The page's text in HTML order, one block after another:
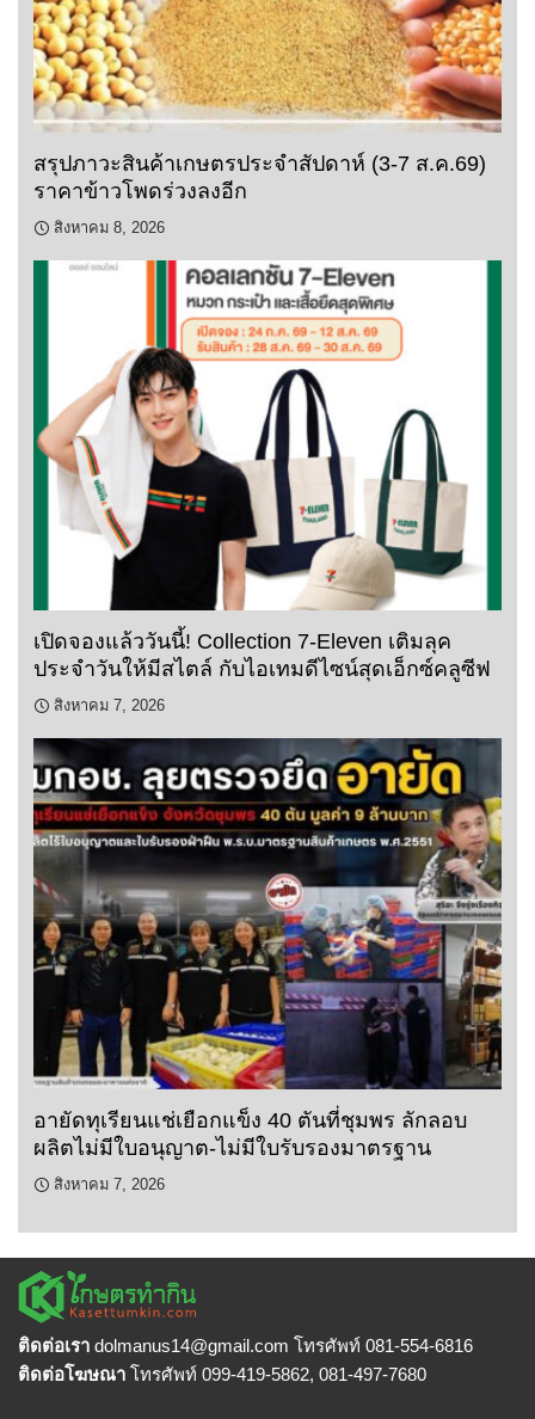
สรุปภาวะสินค้าเกษตรประจำสัปดาห์ (3-7 ส.ค.69)
ราคาข้าวโพดร่วงลงอีก
สิงหาคม 8, 2026
เปิดจองแล้ววันนี้! Collection 7-Eleven เติมลุค
ประจำวันให้มีสไตล์ กับไอเทมดีไซน์สุดเอ็กซ์คลูซีฟ
สิงหาคม 7, 2026
อายัดทุเรียนแช่เยือกแข็ง 40 ตันที่ชุมพร ลักลอบ
ผลิตไม่มีใบอนุญาต-ไม่มีใบรับรองมาตรฐาน
สิงหาคม 7, 2026
ติดต่อเรา dolmanus14@gmail.com โทรศัพท์ 081-554-6816
ติดต่อโฆษณา โทรศัพท์ 099-419-5862, 081-497-7680